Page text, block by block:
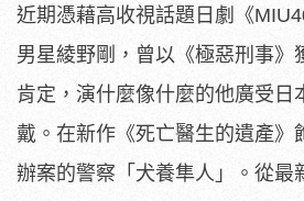
近期憑藉高收視話題日劇《
男星綾野剛 ，曾以《極惡刑事
肯定， 演什麼像什麼的他廣受日
戴。在新作《死亡醫生的遺產》
辦案的警察「犬養隼人」。 從最